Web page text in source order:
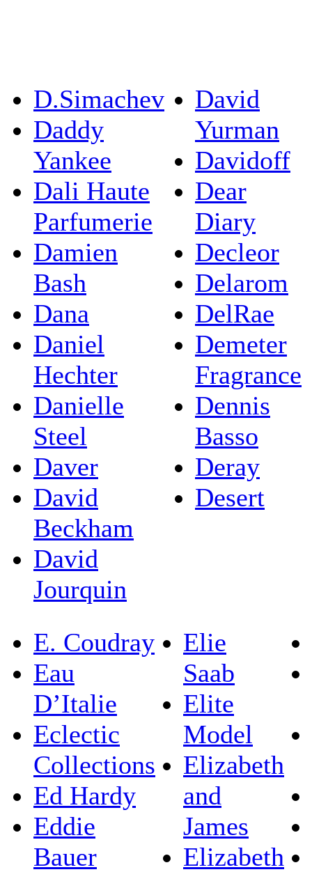
D.Simachev
Daddy
Yankee
Dali Haute
Parfumerie
Damien
Bash
Dana
Daniel
Hechter
Danielle
Steel
Daver
David
Beckham
David
Jourquin
David
Yurman
Davidoff
Dear
Diary
Decleor
Delarom
DelRae
Demeter
Fragrance
Dennis
Basso
Deray
Desert
E. Coudray
Eau
D’Italie
Eclectic
Collections
Ed Hardy
Eddie
Bauer
Elie
Saab
Elite
Model
Elizabeth
and
James
Elizabeth